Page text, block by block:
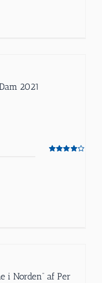
2021
i Norden” af Per